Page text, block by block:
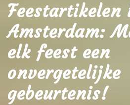
Feestartikelen
Amsterdam:
elk feest een
onvergetelijke
gebeurtenis!